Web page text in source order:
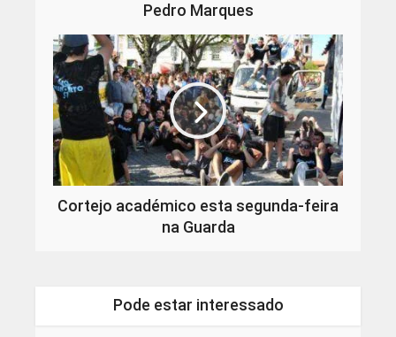
Pedro Marques
Cortejo académico esta segunda-feira
na Guarda
Pode estar interessado